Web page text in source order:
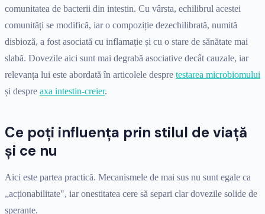
comunitatea de bacterii din intestin. Cu vârsta, echilibrul acestei
comunități se modifică, iar o compoziție dezechilibrată, numită
disbioză, a fost asociată cu inflamație și cu o stare de sănătate mai
slabă. Dovezile aici sunt mai degrabă asociative decât cauzale, iar
relevanța lui este abordată în articolele despre testarea microbiomului
și despre axa intestin-creier.
Ce poți influența prin stilul de viață
și ce nu
Aici este partea practică. Mecanismele de mai sus nu sunt egale ca
„acționabilitate", iar onestitatea cere să separi clar dovezile solide de
speranțe.